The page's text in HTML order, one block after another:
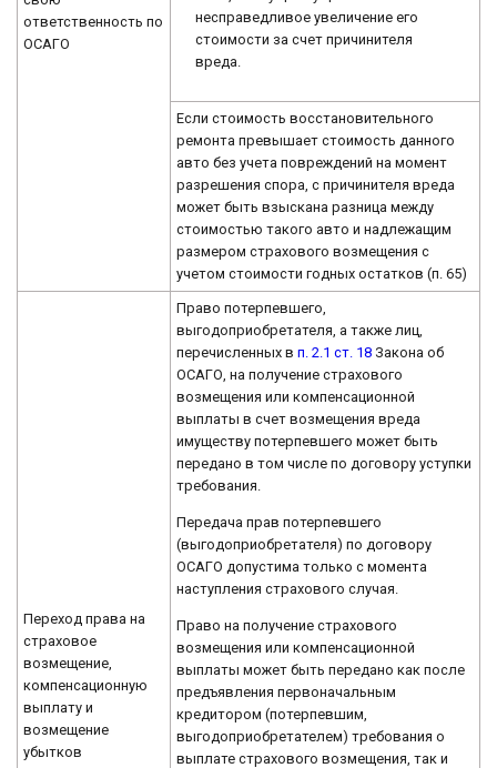
ответственность по
ОСАГО
несправедливое увеличение его
стоимости за счет причинителя
вреда.
Если стоимость восстановительного
ремонта превышает стоимость данного
авто без учета повреждений на момент
разрешения спора, с причинителя вреда
может быть взыскана разница между
стоимостью такого авто и надлежащим
размером страхового возмещения с
учетом стоимости годных остатков (п. 65)
Переход права на
страховое
возмещение,
компенсационную
выплату и
возмещение
убытков
Право потерпевшего,
выгодоприобретателя, а также лиц,
перечисленных вп. 2.1 ст. 18 Закона об
ОСАГО, на получение страхового
возмещения или компенсационной
выплаты в счет возмещения вреда
имуществу потерпевшего может быть
передано в том числе по договору уступки
требования.
Передача прав потерпевшего
(выгодоприобретателя) по договору
ОСАГО допустима только с момента
наступления страхового случая.
Право на получение страхового
возмещения или компенсационной
выплаты может быть передано как после
предъявления первоначальным
кредитором (потерпевшим,
выгодоприобретателем) требования о
выплате страхового возмещения, так и